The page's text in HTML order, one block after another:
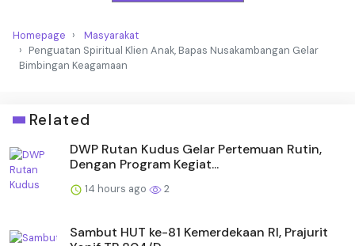
Homepage
Masyarakat
Penguatan Spiritual Klien Anak, Bapas Nusakambangan Gelar
Bimbingan Keagamaan
Related
DWP Rutan Kudus Gelar Pertemuan Rutin,
Dengan Program Kegiat...
14 hours ago 2
Sambut HUT ke-81 Kemerdekaan RI, Prajurit